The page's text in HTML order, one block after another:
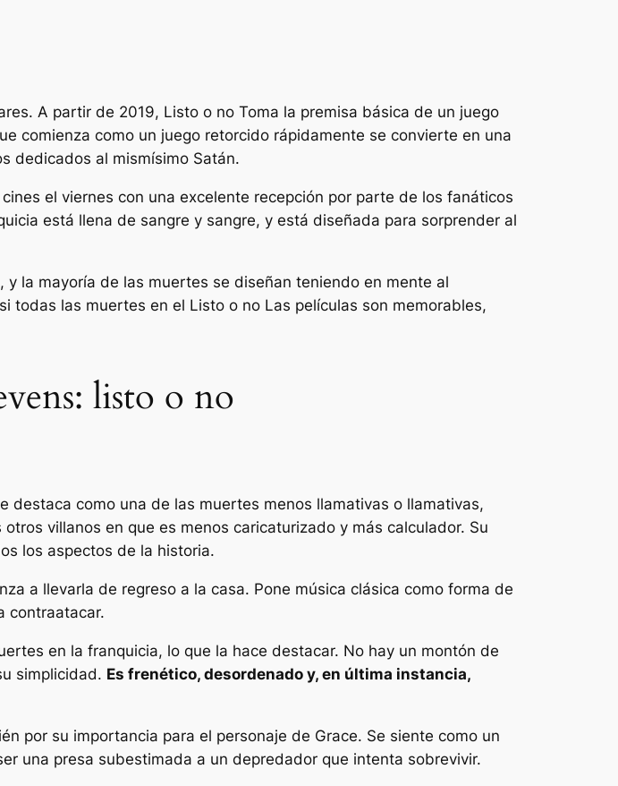
A partir de 2019, Listo o no Toma la premisa básica de un juego
comienza como un juego retorcido rápidamente se convierte en una
dedicados al mismísimo Satán.
el viernes con una excelente recepción por parte de los fanáticos
está llena de sangre y sangre, y está diseñada para sorprender al
la mayoría de las muertes se diseñan teniendo en mente al
todas las muertes en el Listo o no Las películas son memorables,
listo o no
destaca como una de las muertes menos llamativas o llamativas,
villanos en que es menos caricaturizado y más calculador. Su
los aspectos de la historia.
a llevarla de regreso a la casa. Pone música clásica como forma de
contraatacar.
en la franquicia, lo que la hace destacar. No hay un montón de
simplicidad. Es frenético, desordenado y, en última instancia,
por su importancia para el personaje de Grace. Se siente como un
una presa subestimada a un depredador que intenta sobrevivir.